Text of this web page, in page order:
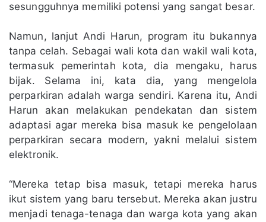
sesungguhnya memiliki potensi yang sangat besar.
Namun, lanjut Andi Harun, program itu bukannya
tanpa celah. Sebagai wali kota dan wakil wali kota,
termasuk pemerintah kota, dia mengaku, harus
bijak. Selama ini, kata dia, yang mengelola
perparkiran adalah warga sendiri. Karena itu, Andi
Harun akan melakukan pendekatan dan sistem
adaptasi agar mereka bisa masuk ke pengelolaan
perparkiran secara modern, yakni melalui sistem
elektronik.
“Mereka tetap bisa masuk, tetapi mereka harus
ikut sistem yang baru tersebut. Mereka akan justru
menjadi tenaga-tenaga dan warga kota yang akan